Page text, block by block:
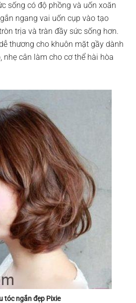
sống có độ phồng và uốn xoăn
ngang vai uốn cụp vào tạo
trịa và tràn đầy sức sống hơn.
thương cho khuôn mặt gầy dành
nhẹ cân làm cho cơ thể hài hòa
tóc ngắn đẹp Pixie